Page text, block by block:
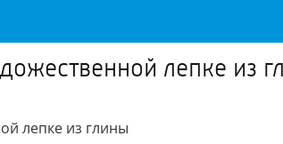
лепке из
лепке из глины